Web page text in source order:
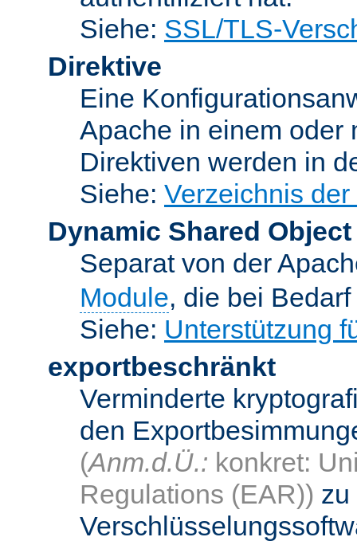
Siehe: SSL/TLS-
Direktive
Eine
Apache in einem oder
Direktiven werden in
Siehe: Verzeichnis
Dynamic Shared Object
Separat von der
Module, die bei
Siehe: Unterstützung
exportbeschränkt
Verminderte
den
(Anm.d.Ü.: konkret:
Regulations (EAR)) zu